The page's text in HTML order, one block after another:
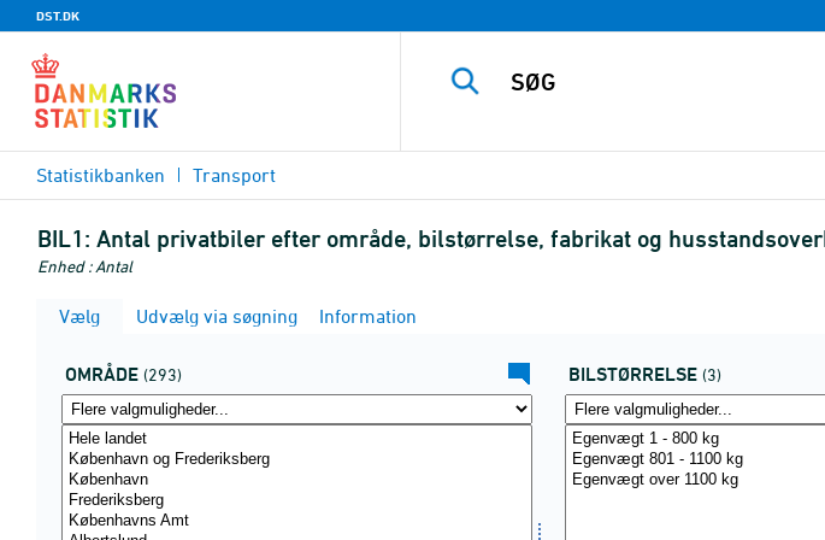
DST.DK
Statistikbanken Transport
BIL1: Antal privatbiler efter område, bilstørrelse, fabrikat og
Enhed : Antal
Vælg Udvælg via søgning Information
OMRÅDE (293) BILSTØRRELSE (3)